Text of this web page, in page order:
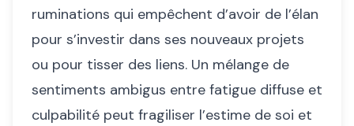
ruminations qui empêchent d’avoir de l’élan
pour s’investir dans ses nouveaux projets
ou pour tisser des liens. Un mélange de
sentiments ambigus entre fatigue diffuse et
culpabilité peut fragiliser l’estime de soi et